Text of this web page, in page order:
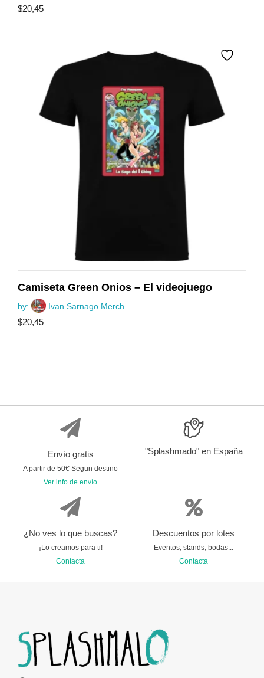
$20,45
Camiseta Green Onios – El videojuego
by: Ivan Sarnago Merch
$20,45
Envío gratis
A partir de 50€ Segun destino
Ver info de envío
"Splashmado" en España
¿No ves lo que buscas?
¡Lo creamos para ti!
Contacta
Descuentos por lotes
Eventos, stands, bodas...
Contacta